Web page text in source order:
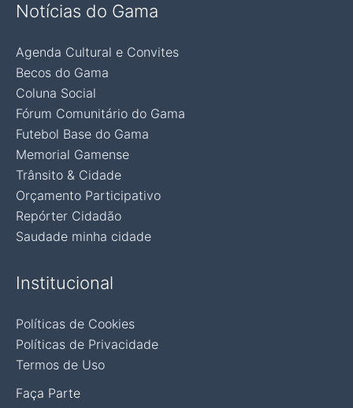
Notícias do Gama
Agenda Cultural e Convites
Becos do Gama
Coluna Social
Fórum Comunitário do Gama
Futebol Base do Gama
Memorial Gamense
Trânsito & Cidade
Orçamento Participativo
Repórter Cidadão
Saudade minha cidade
Institucional
Políticas de Cookies
Políticas de Privacidade
Termos de Uso
Faça Parte